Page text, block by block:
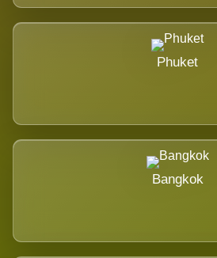
Phuket
Bangkok